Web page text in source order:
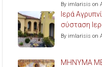
By imlarisis on
Ιερά
σύσταση
By imlarisis on
ΜΗΝΥΜΑ